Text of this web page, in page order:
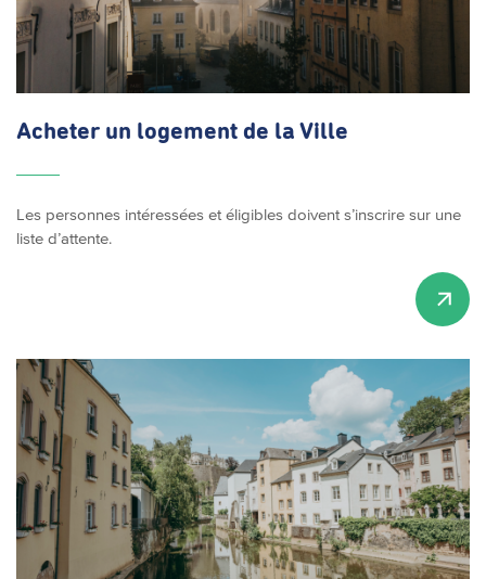
Acheter un logement de la Ville
Les personnes intéressées et éligibles doivent s’inscrire sur une
liste d’attente.